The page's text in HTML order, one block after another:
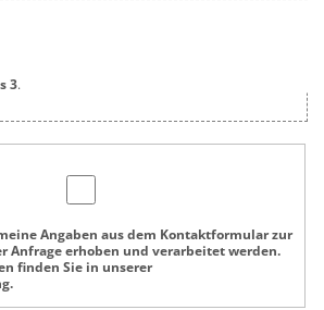
3.
Angaben aus dem Kontaktformular zur
Anfrage erhoben und verarbeitet werden.
finden Sie in unserer